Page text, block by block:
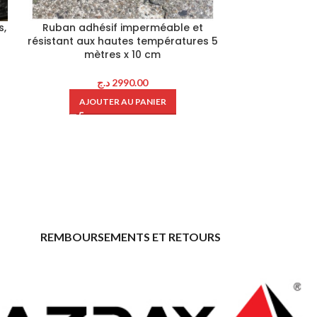
Ruban adhésif imperméable et
résistant aux hautes températures 5
mètres x 10 cm
2990.00 د.ج
AJOUTER AU PANIER
REMBOURSEMENTS ET RETOURS
hide_countdown_on_finish="no"